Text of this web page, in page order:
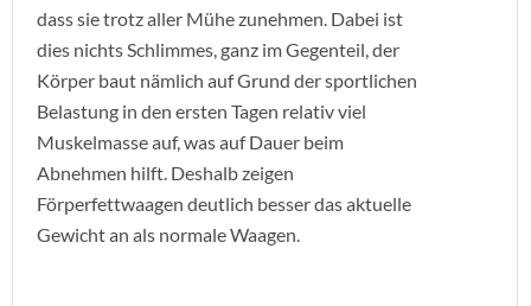
dass sie trotz aller Mühe zunehmen. Dabei ist
dies nichts Schlimmes, ganz im Gegenteil, der
Körper baut nämlich auf Grund der sportlichen
Belastung in den ersten Tagen relativ viel
Muskelmasse auf, was auf Dauer beim
Abnehmen hilft. Deshalb zeigen
Förperfettwaagen deutlich besser das aktuelle
Gewicht an als normale Waagen.